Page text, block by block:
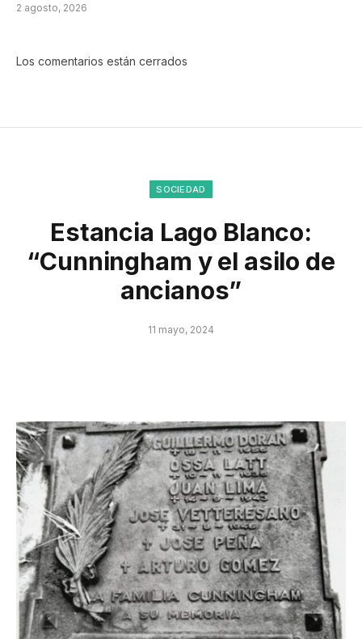
2 agosto, 2026
Los comentarios están cerrados
SOCIEDAD
Estancia Lago Blanco:
“Cunningham y el asilo de
ancianos”
11 mayo, 2024